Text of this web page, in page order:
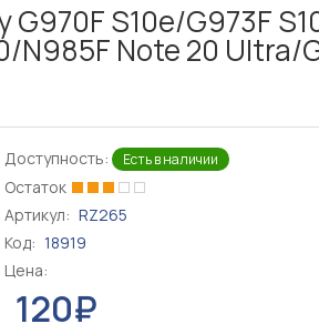
S10e/G973F
Note 20 Ultra/
Доступность: Есть в наличии
Остаток
Артикул: RZ265
Код: 18919
Цена:
120₽